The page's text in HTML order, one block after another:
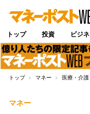
トップ 投資 ビジ
トップ マネー 医療・介護
マネー